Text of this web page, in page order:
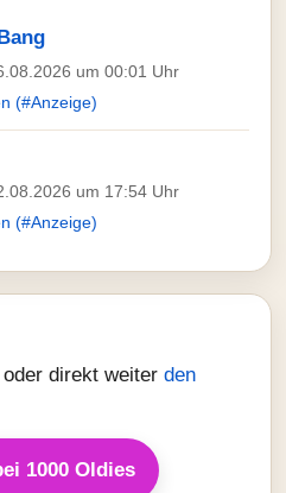
um 00:01 Uhr
(#Anzeige)
um 17:54 Uhr
(#Anzeige)
direkt weiter den
1000 Oldies